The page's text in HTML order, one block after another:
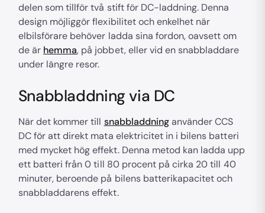
delen som tillför två stift för DC-laddning. Denna
design möjliggör flexibilitet och enkelhet när
elbilsförare behöver ladda sina fordon, oavsett om
de är hemma, på jobbet, eller vid en snabbladdare
under längre resor.
Snabbladdning via DC
När det kommer till snabbladdninganvänder CCS
DC för att direkt mata elektricitet in i bilens batteri
med mycket hög effekt. Denna metod kan ladda upp
ett batteri från 0 till 80 procent på cirka 20 till 40
minuter, beroende på bilens batterikapacitet och
snabbladdarens effekt.